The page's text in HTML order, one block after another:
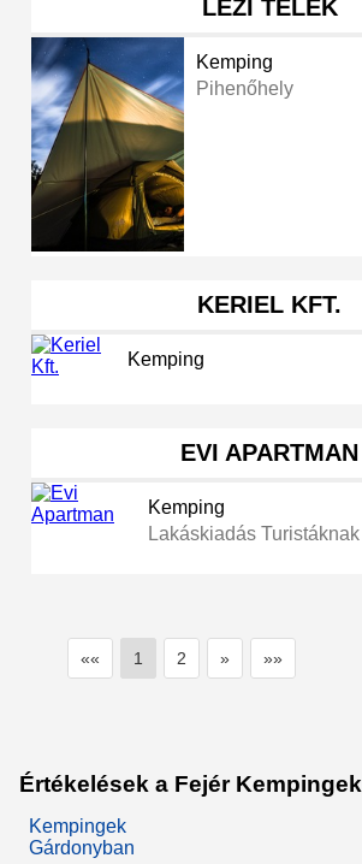
LEZI TELEK
Kemping
Pihenőhely
KERIEL KFT.
Kemping
EVI APARTMAN
Kemping
Lakáskiadás Turistáknak
«« 1 2 » »»
Értékelések a Fejér Kempingek
Kempingek
Gárdonyban